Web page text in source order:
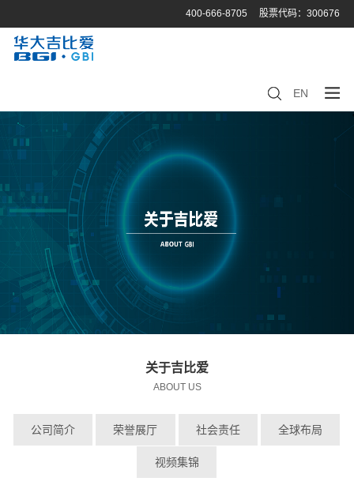
股票代码：300676
400-666-8705
EN
关于吉比爱
ABOUT US
公司简介 荣誉展厅 社会责任 全球布局
视频集锦